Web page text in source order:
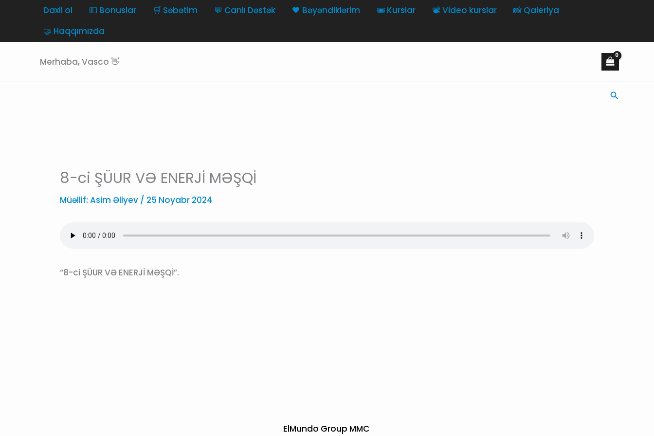
Daxil ol 💵 Bonuslar 🛒 Səbətim 💬 Canlı Dəstək 🖤 Bəyəndiklərim 🎟️ Kurslar 📽️ Video kurslar
📸 Qaleriya
🤝 Haqqımızda
Merhaba, Vasco 👋
Axtarış
8-ci ŞÜUR VƏ ENERJİ MƏŞQİ
Müəllif: Asim Əliyev / 25 Noyabr 2024
“8-ci ŞÜUR VƏ ENERJİ MƏŞQİ”.
ElMundo Group MMC